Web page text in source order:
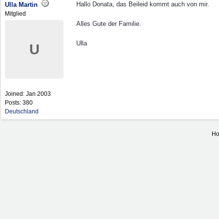
Ulla Martin
Mitglied
U
Joined: Jan 2003
Posts: 380
Deutschland
Hallo Donata, das Beileid kommt auch von mir.
Alles Gute der Familie.
Ulla